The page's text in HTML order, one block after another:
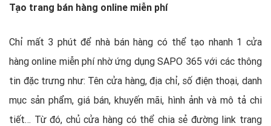
Tạo trang bán hàng online miễn phí
Chỉ mất 3 phút để nhà bán hàng có thể tạo nhanh 1 cửa
hàng online miễn phí nhờ ứng dụng SAPO 365 với các thông
tin đặc trưng như: Tên cửa hàng, địa chỉ, số điện thoại, danh
mục sản phẩm, giá bán, khuyến mãi, hình ảnh và mô tả chi
tiết… Từ đó, chủ cửa hàng có thể chia sẻ đường link trang